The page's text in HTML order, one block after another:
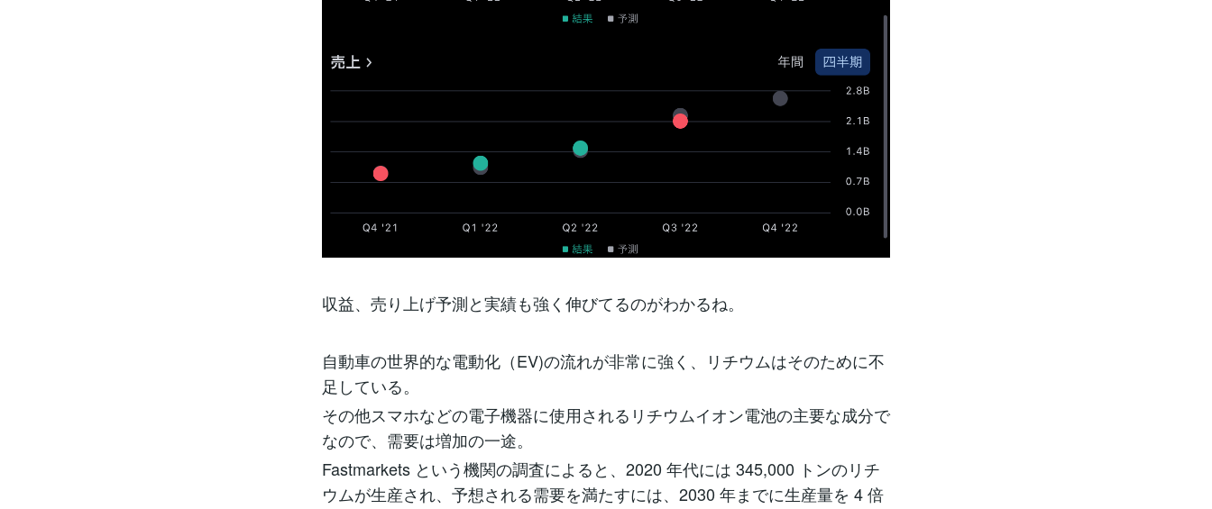
収益、売り上げ予測と実績も強く伸びてるのがわかるね。
自動車の世界的な電動化（EV)の流れが非常に強く、リチウムはそのために不
足している。
その他スマホなどの電子機器に使用されるリチウムイオン電池の主要な成分で
なので、需要は増加の一途。
Fastmarkets という機関の調査によると、2020 年代には 345,000 トンのリチ
ウムが生産され、予想される需要を満たすには、2030 年までに生産量を 4 倍